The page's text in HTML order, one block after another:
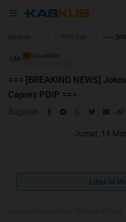
Beranda ... Pilih Capres & Caleg
TS
UntukMilis
=== [BREAKING NEWS]
Capres PDIP ===
Bagikan
Jumat, 14
Lihat isi